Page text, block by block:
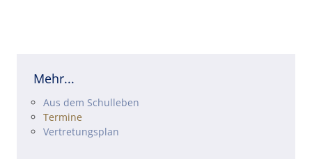
Mehr...
Navigation überspringen
Aus dem Schulleben
Termine
Vertretungsplan